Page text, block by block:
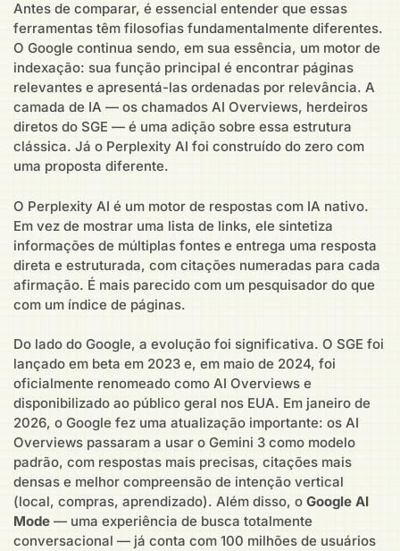
Antes de comparar, é essencial entender que essas
ferramentas têm filosofias fundamentalmente diferentes.
O Google continua sendo, em sua essência, um motor de
indexação: sua função principal é encontrar páginas
relevantes e apresentá-las ordenadas por relevância. A
camada de IA — os chamados AI Overviews, herdeiros
diretos do SGE — é uma adição sobre essa estrutura
clássica. Já o Perplexity AI foi construído do zero com
uma proposta diferente.
O Perplexity AI é um motor de respostas com IA nativo.
Em vez de mostrar uma lista de links, ele sintetiza
informações de múltiplas fontes e entrega uma resposta
direta e estruturada, com citações numeradas para cada
afirmação. É mais parecido com um pesquisador do que
com um índice de páginas.
Do lado do Google, a evolução foi significativa. O SGE foi
lançado em beta em 2023 e, em maio de 2024, foi
oficialmente renomeado como AI Overviews e
disponibilizado ao público geral nos EUA. Em janeiro de
2026, o Google fez uma atualização importante: os AI
Overviews passaram a usar o Gemini 3 como modelo
padrão, com respostas mais precisas, citações mais
densas e melhor compreensão de intenção vertical
(local, compras, aprendizado). Além disso, o Google AI
Mode — uma experiência de busca totalmente
conversacional — já conta com 100 milhões de usuários